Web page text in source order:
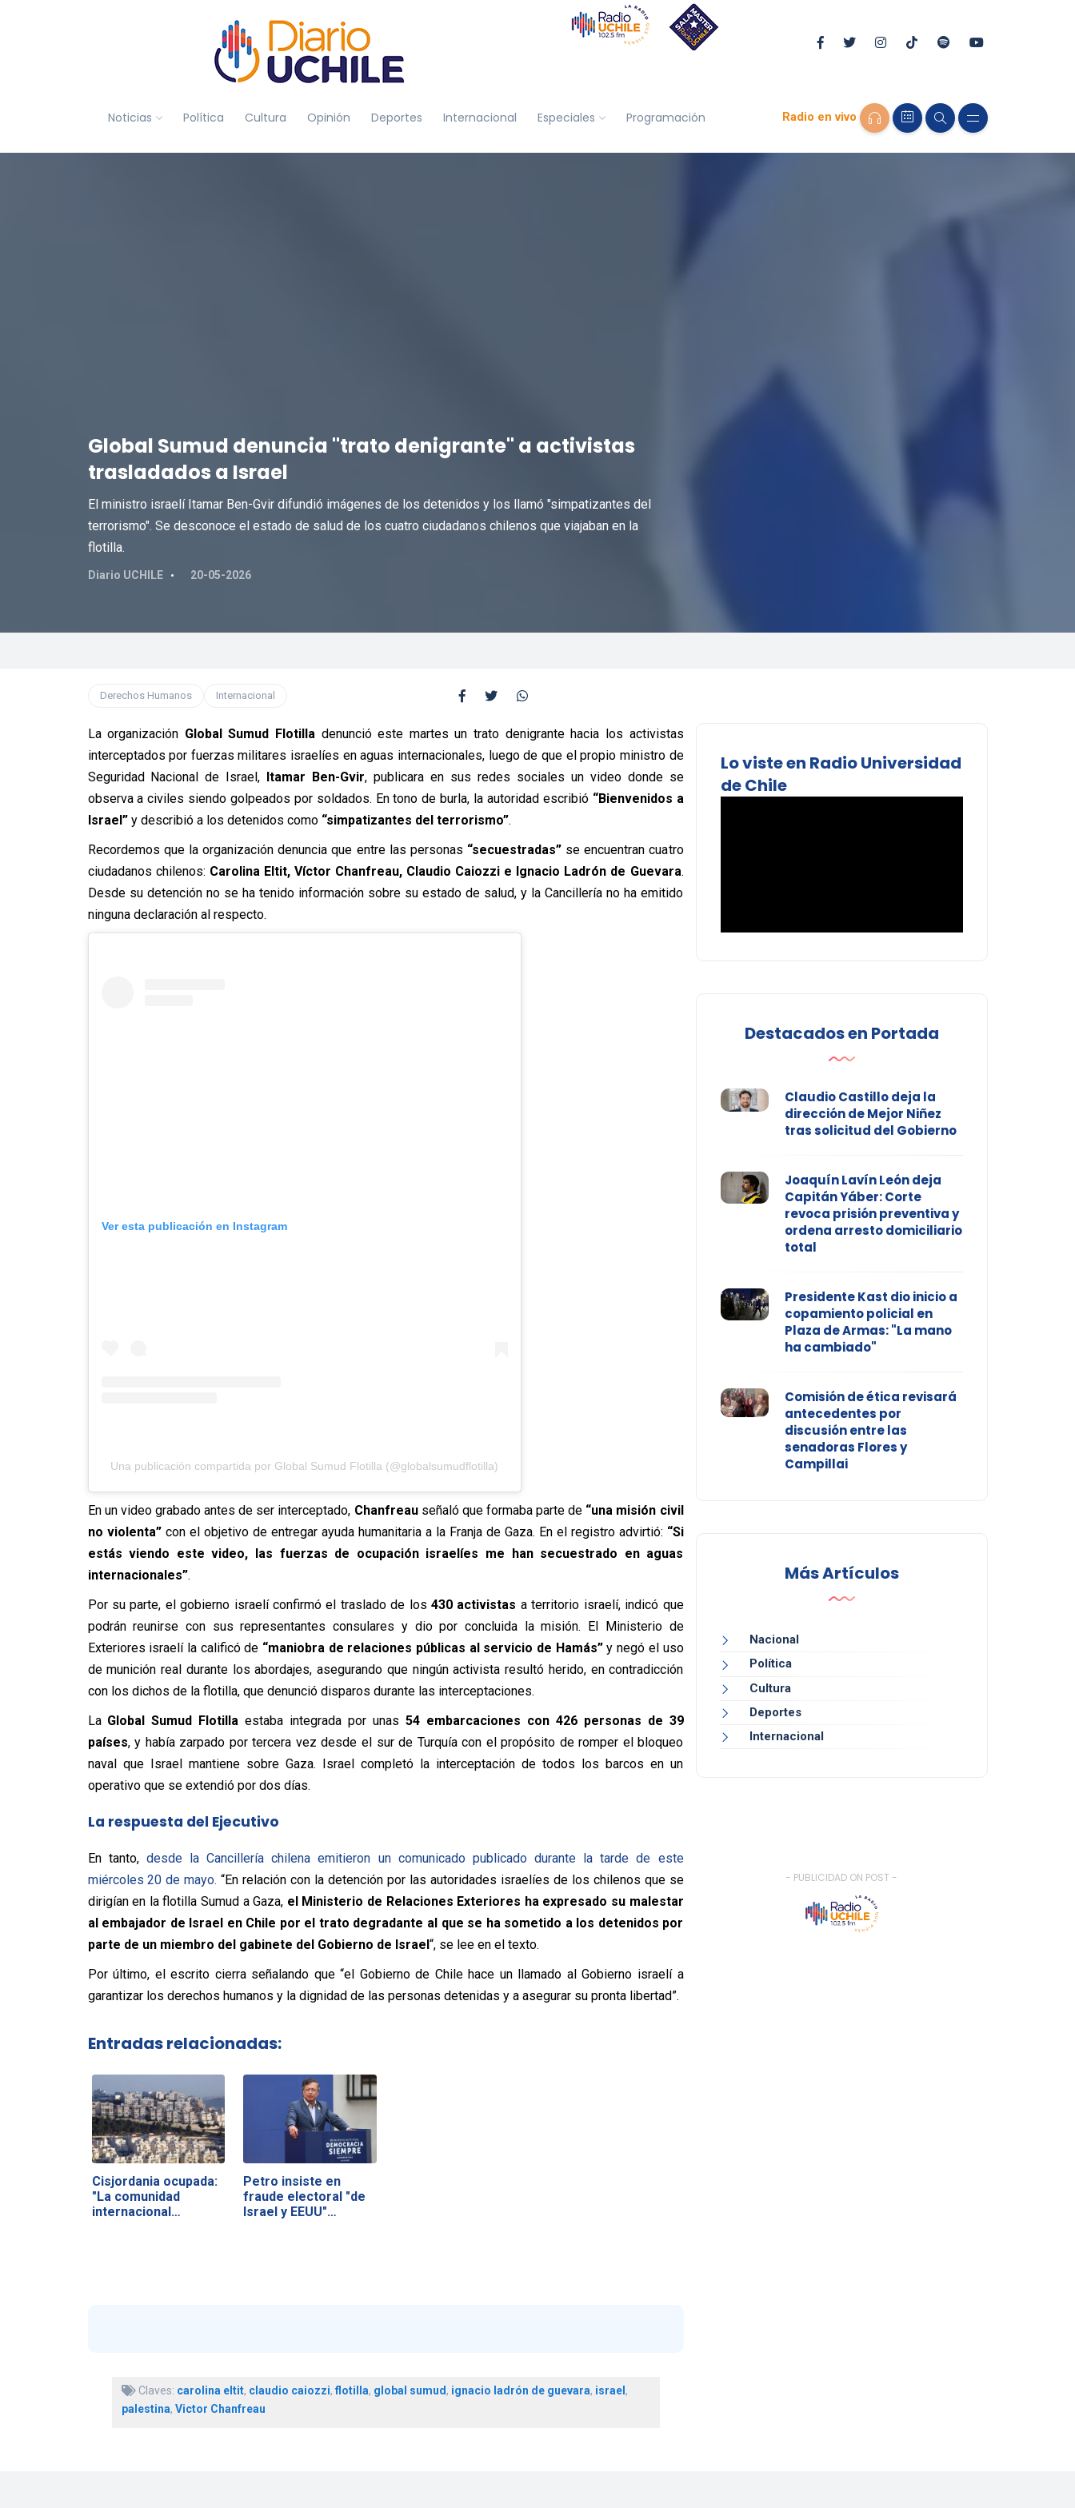
Noticias Política Cultura Opinión Deportes Internacional Especiales Programación Radio en vivo
Global Sumud denuncia "trato denigrante" a activistas
trasladados a Israel
El ministro israelí Itamar Ben-Gvir difundió imágenes de los detenidos y los llamó "simpatizantes del
terrorismo". Se desconoce el estado de salud de los cuatro ciudadanos chilenos que viajaban en la
flotilla.
Diario UCHILE 20-05-2026
Derechos Humanos Internacional
La organización Global Sumud Flotilladenunció este martes un trato denigrante hacia los activistas
interceptados por fuerzas militares israelíes en aguas internacionales, luego de que el propio ministro de
Seguridad Nacional de Israel, Itamar Ben-Gvir, publicara en sus redes sociales un video donde se
observa a civiles siendo golpeados por soldados. En tono de burla, la autoridad escribió “Bienvenidos a
Israel”y describió a los detenidos como “simpatizantes del terrorismo”.
Recordemos que la organización denuncia que entre las personas “secuestradas” se encuentran cuatro
ciudadanos chilenos: Carolina Eltit, Víctor Chanfreau, Claudio Caiozzi e Ignacio Ladrón de Guevara.
Desde su detención no se ha tenido información sobre su estado de salud, y la Cancillería no ha emitido
ninguna declaración al respecto.
Ver esta publicación en Instagram
Una publicación compartida por Global Sumud Flotilla (@globalsumudflotilla)
En un video grabado antes de ser interceptado, Chanfreauseñaló que formaba parte de “una misión civil
no violenta”con el objetivo de entregar ayuda humanitaria a la Franja de Gaza. En el registro advirtió: “Si
estás viendo este video, las fuerzas de ocupación israelíes me han secuestrado en aguas
internacionales”.
Por su parte, el gobierno israelí confirmó el traslado de los430 activistas a territorio israelí, indicó que
podrán reunirse con sus representantes consulares y dio por concluida la misión. El Ministerio de
Exteriores israelí la calificó de “maniobra de relaciones públicas al servicio de Hamás”y negó el uso
de munición real durante los abordajes, asegurando que ningún activista resultó herido, en contradicción
con los dichos de la flotilla, que denunció disparos durante las interceptaciones.
La Global Sumud Flotilla estaba integrada por unas 54 embarcaciones con 426 personas de 39
países, y había zarpado por tercera vez desde el sur de Turquía con el propósito de romper el bloqueo
naval que Israel mantiene sobre Gaza. Israel completó la interceptación de todos los barcos en un
operativo que se extendió por dos días.
La respuesta del Ejecutivo
En tanto, desde la Cancillería chilena emitieron un comunicado publicado durante la tarde de este
miércoles 20 de mayo. “En relación con la detención por las autoridades israelíes de los chilenos que se
dirigían en la flotilla Sumud a Gaza, el Ministerio de Relaciones Exteriores ha expresado su malestar
al embajador de Israel en Chile por el trato degradante al que se ha sometido a los detenidos por
parte de un miembro del gabinete del Gobierno de Israel“, se lee en el texto.
Por último, el escrito cierra señalando que “el Gobierno de Chile hace un llamado al Gobierno israelí a
garantizar los derechos humanos y la dignidad de las personas detenidas y a asegurar su pronta libertad”.
Entradas relacionadas:
Cisjordania ocupada:
"La comunidad
internacional…
Petro insiste en
fraude electoral "de
Israel y EEUU"…
Claves: carolina eltit, claudio caiozzi,flotilla, global sumud, ignacio ladrón de guevara, israel,
palestina, Victor Chanfreau
Lo viste en Radio Universidad
de Chile
Destacados en Portada
Claudio Castillo deja la
dirección de Mejor Niñez
tras solicitud del Gobierno
Joaquín Lavín León deja
Capitán Yáber: Corte
revoca prisión preventiva y
ordena arresto domiciliario
total
Presidente Kast dio inicio a
copamiento policial en
Plaza de Armas: "La mano
ha cambiado"
Comisión de ética revisará
antecedentes por
discusión entre las
senadoras Flores y
Campillai
Más Artículos
Nacional
Política
Cultura
Deportes
Internacional
- PUBLICIDAD ON POST -